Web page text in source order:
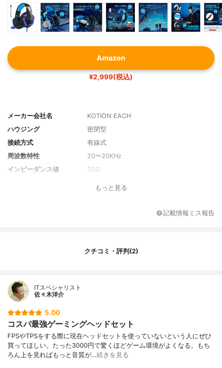
Amazon
¥2,999(税込)
メーカー会社名
KOTION EACH
ハウジング
密閉型
接続方式
有線式
周波数特性
20〜20KHz
インピーダンス値
32Ω
ノイズキャンセリング機能
もっと見る
記載情報ミス報告
クチコミ・評判(2)
ITスペシャリスト
佐々木洋介
5.00
コスパ最強ゲーミングヘッドセット
FPSやTPSをする際に現在ヘッドセットを使っていないという人にぜひ
買ってほしい。たった3000円で驚くほどゲーム環境がよくなる。もち
ろん上を見ればもっと音質が…続きを見る